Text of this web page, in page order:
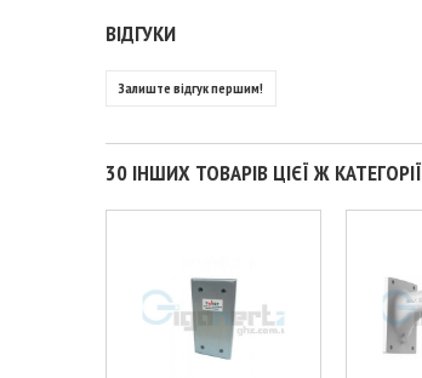
ВІДГУКИ
Залиште відгук першим!
30 ІНШИХ ТОВАРІВ ЦІЄЇ Ж КАТЕГОРІЇ